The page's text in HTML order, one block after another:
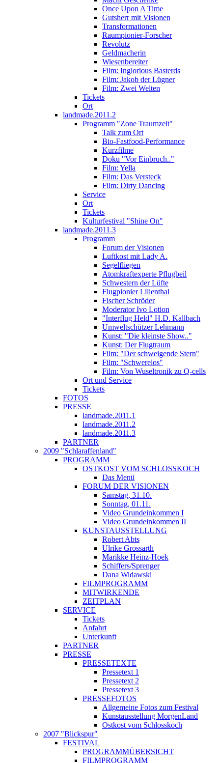
Once Upon A Time
Gutsherr mit Visionen
Transformationen
Raumpionier-Forscher
Revolutz
Geldmacherin
Wiesenbereiter
Film: Inglorious Basterds
Film: Jakob der Lügner
Film: Zwei Welten
Tickets
Ort
landmade.2011.2
Programm "Zone Traumzeit"
Talk zum Ort
Bio-Fastfood-Performance
Kurzfilme
Doku "Vor Einbruch.."
Film: Yella
Film: Das Versteck
Film: Dirty Dancing
Service
Ort
Tickets
Kulturfestival "Shine On"
landmade.2011.3
Programm
Forum der Visionen
Luftkost mit Lady A.
Segelfliegen
Atomkraftexperte Pflugbeil
Schwestern der Lüfte
Flugpionier Lilienthal
Fischer Schröder
Moderator Ivo Lotion
"Interflug Held" H.D. Kallbach
Umweltschützer Lehmann
Kunst: "Die kleinste Show.."
Kunst: Der Flugtraum
Film: "Der schweigende Stern"
Film: "Schwerelos"
Film: Von Wuseltronik zu Q-cells
Ort und Service
Tickets
FOTOS
PRESSE
landmade.2011.1
landmade.2011.2
landmade.2011.3
PARTNER
2009 "Schlaraffenland"
PROGRAMM
OSTKOST VOM SCHLOSSKOCH
Das Menü
FORUM DER VISIONEN
Samstag, 31.10.
Sonntag, 01.11.
Video Grundeinkommen I
Video Grundeinkommen II
KUNSTAUSSTELLUNG
Robert Abts
Ulrike Grossarth
Marikke Heinz-Hoek
Schiffers/Sprenger
Dana Widawski
FILMPROGRAMM
MITWIRKENDE
ZEITPLAN
SERVICE
Tickets
Anfahrt
Unterkunft
PARTNER
PRESSE
PRESSETEXTE
Pressetext 1
Pressetext 2
Pressetext 3
PRESSEFOTOS
Allgemeine Fotos zum Festival
Kunstausstellung MorgenLand
Ostkost vom Schlosskoch
2007 "Blickspur"
FESTIVAL
PROGRAMMÜBERSICHT
FILMPROGRAMM